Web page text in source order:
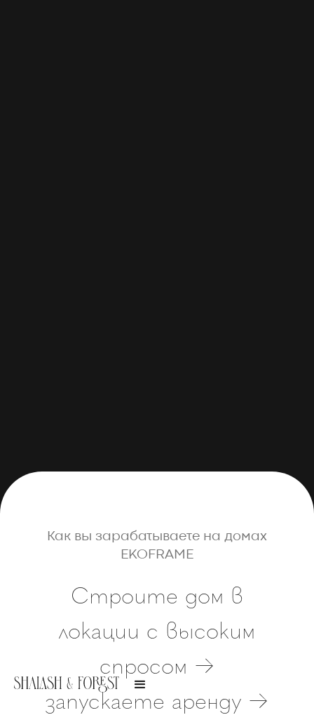
Как вы зарабатываете на домах
EKOFRAME
Строите дом в
локации с высоким
спросом →
запускаете аренду →